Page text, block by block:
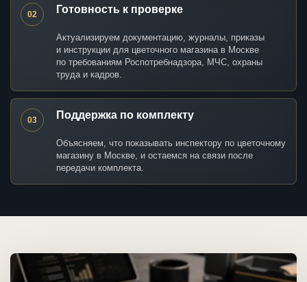
02 Готовность к проверке
Актуализируем документацию, журналы, приказы
и инструкции для цветочного магазина в Москве
по требованиям Роспотребнадзора, МЧС, охраны
труда и кадров.
03 Поддержка по комплекту
Объясняем, что показывать инспектору по цветочному
магазину в Москве, и остаемся на связи после
передачи комплекта.